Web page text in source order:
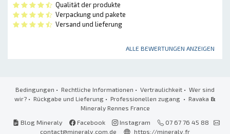
Qualität der produkte
Verpackung und pakete
Versand und lieferung
ALLE BEWERTUNGEN ANZEIGEN
Bedingungen • Rechtliche Informationen • Vertraulichkeit • Wer sind
wir? • Rückgabe und Lieferung • Professionellen zugang • Ravaka &
Mineraly Rennes France
Blog Mineraly
Facebook Instagram
07 67 76 45 88
contact@mineraly.com.de
https://mineraly.fr